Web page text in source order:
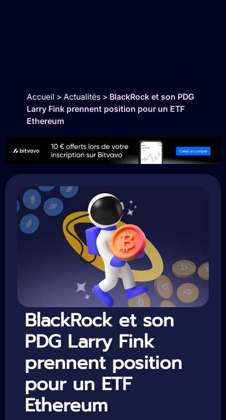
Accueil > Actualités> BlackRock et son PDG
Larry Fink prennent position pour un ETF
Ethereum
BlackRock et son
PDG Larry Fink
prennent position
pour un ETF
Ethereum